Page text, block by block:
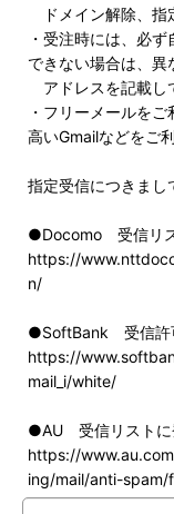
ドメイン解除、指
・受注時には、必
できない場合は、異
アドレスを記載し
・フリーメールを
高いGmailなどをご
指定受信につきまし
●Docomo 受信リス
https://
n/
●SoftBank 受信許
https://
mail_i/white/
●AU 受信リストに
https://
ing/mail/anti-